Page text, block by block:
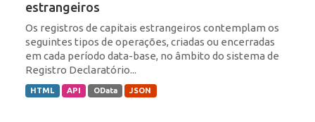
estrangeiros
Os registros de capitais estrangeiros contemplam os
seguintes tipos de operações, criadas ou encerradas
em cada período data-base, no âmbito do sistema de
Registro Declaratório...
HTML API OData JSON